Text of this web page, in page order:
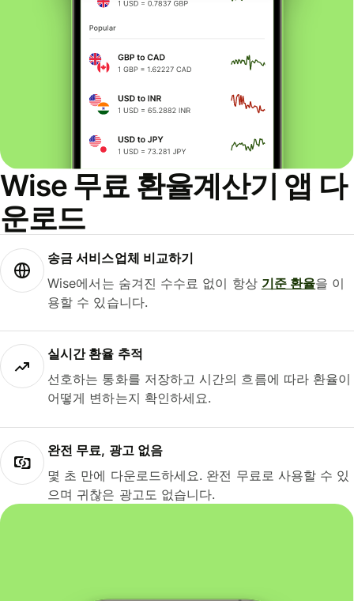
Wise 무료 환율계산기 앱 다
운로드
송금 서비스업체 비교하기
Wise에서는 숨겨진 수수료 없이 항상 기준 환율을 이
용할 수 있습니다.
실시간 환율 추적
선호하는 통화를 저장하고 시간의 흐름에 따라 환율이
어떻게 변하는지 확인하세요.
완전 무료, 광고 없음
몇 초 만에 다운로드하세요. 완전 무료로 사용할 수 있
으며 귀찮은 광고도 없습니다.